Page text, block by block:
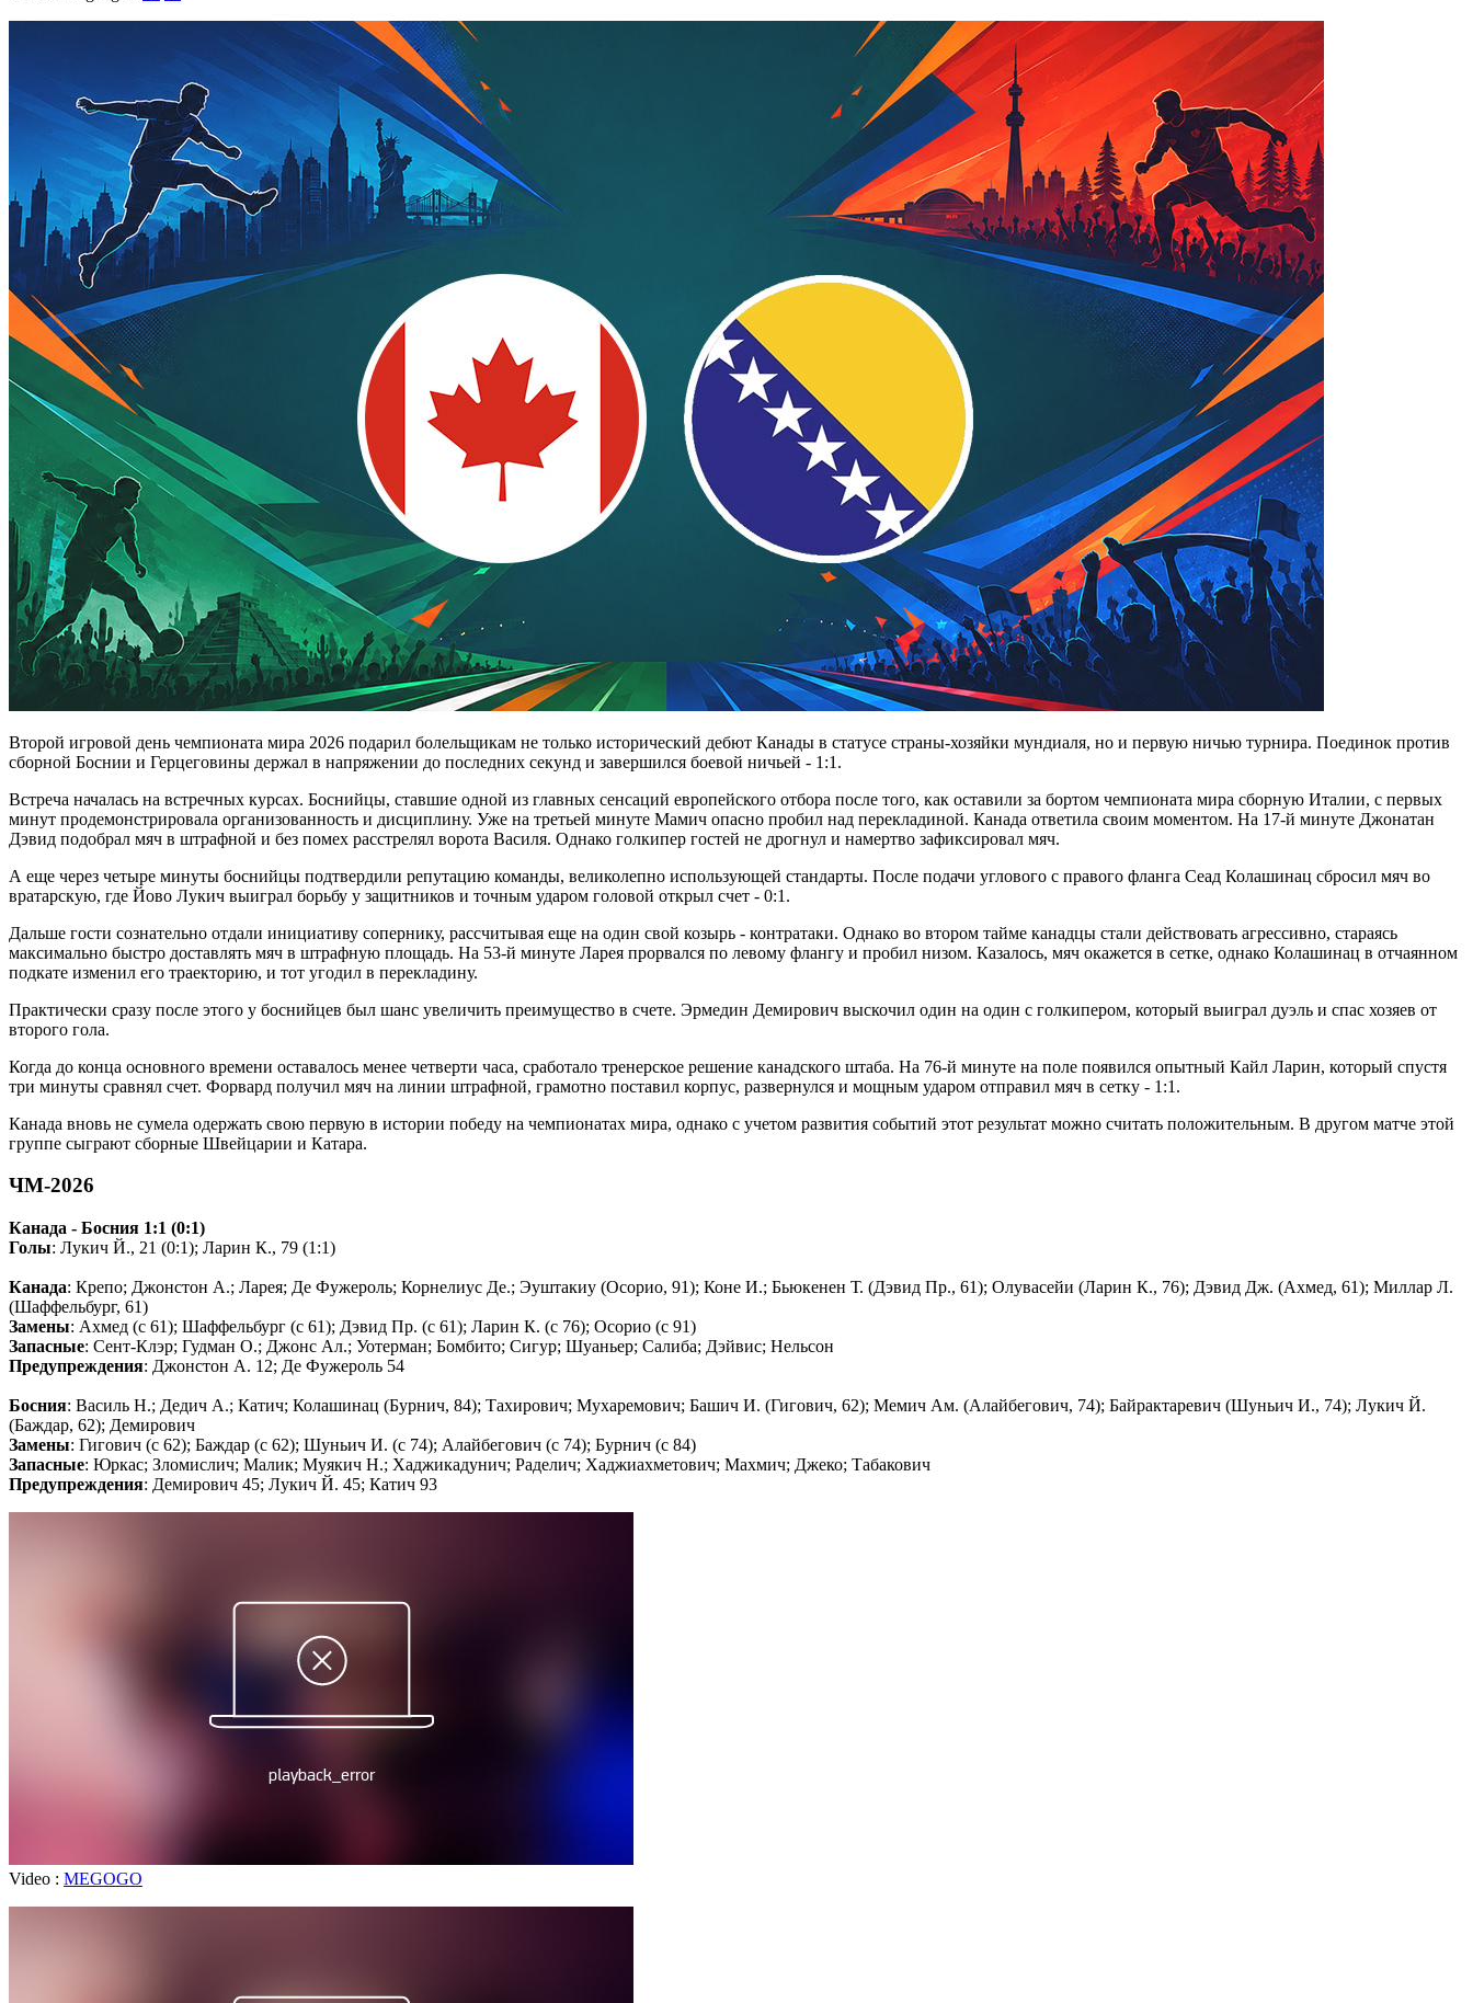
Второй игровой день чемпионата мира 2026 подарил болельщикам не только исторический дебют Канады в статусе страны-хозяйки мундиаля, но и первую ничью турнира. Поединок против
сборной Боснии и Герцеговины держал в напряжении до последних секунд и завершился боевой ничьей - 1:1.
Встреча началась на встречных курсах. Боснийцы, ставшие одной из главных сенсаций европейского отбора после того, как оставили за бортом чемпионата мира сборную Италии, с первых
минут продемонстрировала организованность и дисциплину. Уже на третьей минуте Мамич опасно пробил над перекладиной. Канада ответила своим моментом. На 17-й минуте Джонатан
Дэвид подобрал мяч в штрафной и без помех расстрелял ворота Василя. Однако голкипер гостей не дрогнул и намертво зафиксировал мяч.
А еще через четыре минуты боснийцы подтвердили репутацию команды, великолепно использующей стандарты. После подачи углового с правого фланга Сеад Колашинац сбросил мяч во
вратарскую, где Йово Лукич выиграл борьбу у защитников и точным ударом головой открыл счет - 0:1.
Дальше гости сознательно отдали инициативу сопернику, рассчитывая еще на один свой козырь - контратаки. Однако во втором тайме канадцы стали действовать агрессивно, стараясь
максимально быстро доставлять мяч в штрафную площадь. На 53-й минуте Ларея прорвался по левому флангу и пробил низом. Казалось, мяч окажется в сетке, однако Колашинац в отчаянном
подкате изменил его траекторию, и тот угодил в перекладину.
Практически сразу после этого у боснийцев был шанс увеличить преимущество в счете. Эрмедин Демирович выскочил один на один с голкипером, который выиграл дуэль и спас хозяев от
второго гола.
Когда до конца основного времени оставалось менее четверти часа, сработало тренерское решение канадского штаба. На 76-й минуте на поле появился опытный Кайл Ларин, который спустя
три минуты сравнял счет. Форвард получил мяч на линии штрафной, грамотно поставил корпус, развернулся и мощным ударом отправил мяч в сетку - 1:1.
Канада вновь не сумела одержать свою первую в истории победу на чемпионатах мира, однако с учетом развития событий этот результат можно считать положительным. В другом матче этой
группе сыграют сборные Швейцарии и Катара.
ЧМ-2026
Канада - Босния 1:1 (0:1)
Голы: Лукич Й., 21 (0:1); Ларин К., 79 (1:1)
Канада: Крепо; Джонстон А.; Ларея; Де Фужероль; Корнелиус Де.; Эуштакиу (Осорио, 91); Коне И.; Бьюкенен Т. (Дэвид Пр., 61); Олувасейи (Ларин К., 76); Дэвид Дж. (Ахмед, 61); Миллар Л.
(Шаффельбург, 61)
Замены: Ахмед (с 61); Шаффельбург (с 61); Дэвид Пр. (с 61); Ларин К. (с 76); Осорио (с 91)
Запасные: Сент-Клэр; Гудман О.; Джонс Ал.; Уотерман; Бомбито; Сигур; Шуаньер; Салиба; Дэйвис; Нельсон
Предупреждения: Джонстон А. 12; Де Фужероль 54
Босния: Василь Н.; Дедич А.; Катич; Колашинац (Бурнич, 84); Тахирович; Мухаремович; Башич И. (Гигович, 62); Мемич Ам. (Алайбегович, 74); Байрактаревич (Шуньич И., 74); Лукич Й.
(Баждар, 62); Демирович
Замены: Гигович (с 62); Баждар (с 62); Шуньич И. (с 74); Алайбегович (с 74); Бурнич (с 84)
Запасные: Юркас; Зломислич; Малик; Муякич Н.; Хаджикадунич; Раделич; Хаджиахметович; Махмич; Джеко; Табакович
Предупреждения: Демирович 45; Лукич Й. 45; Катич 93
Video : MEGOGO